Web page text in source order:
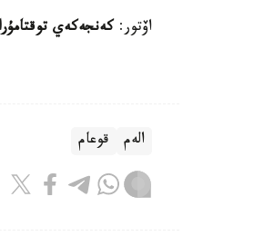
اۆتور: كەنجەكەي
الەم قوعام